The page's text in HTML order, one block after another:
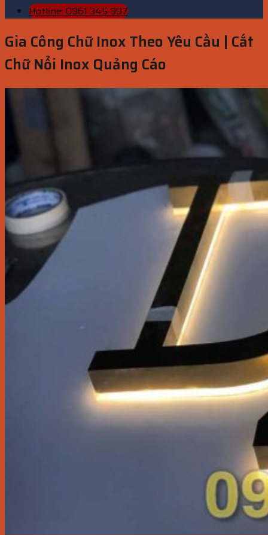
Hotline: 0961 345 997
Gia Công Chữ Inox Theo Yêu Cầu | Cắt
Chữ Nổi Inox Quảng Cáo